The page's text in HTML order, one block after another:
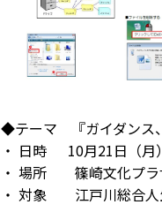
◆テーマ 『ガイダンス
・ 日時 10月21日（月
・ 場所 篠崎文化プラ
・ 対象 江戸川総合人